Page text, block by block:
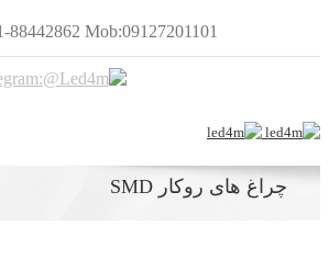
88442862 Mob:09127201101
چراغ های روکار SMD